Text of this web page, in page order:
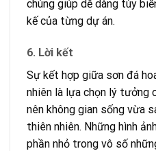
chúng giúp dễ dàng tùy
kế của từng dự án.
6. Lời kết
Sự kết hợp giữa sơn đá
nhiên là lựa chọn lý tưởng
nên không gian sống vừa
thiên nhiên. Những hình
phần nhỏ trong vô số